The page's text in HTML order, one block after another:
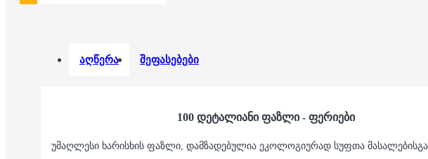
აღწერა შეფასებები
100 დეტალიანი ფაზლი - ფერიები
უმაღლესი ხარისხის ფაზლი, დამზადებულია ეკოლოგიურად სუფთა